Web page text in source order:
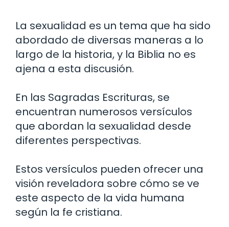
La sexualidad es un tema que ha sido
abordado de diversas maneras a lo
largo de la historia, y la Biblia no es
ajena a esta discusión.
En las Sagradas Escrituras, se
encuentran numerosos versículos
que abordan la sexualidad desde
diferentes perspectivas.
Estos versículos pueden ofrecer una
visión reveladora sobre cómo se ve
este aspecto de la vida humana
según la fe cristiana.